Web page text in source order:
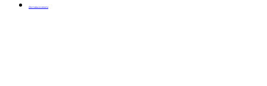
Доставка и оплата